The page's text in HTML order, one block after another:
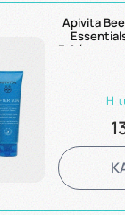
Apivita
Γαλάκτωμα
Η